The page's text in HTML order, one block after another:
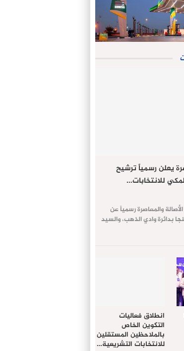
يعلن رسمياً ترشيح
للانتخابات…
والمعاصرة رسمياً عن
بدائرة وادي الذهب، والسيد
انطلاق فعاليات
التكوين الخاص
بالملاحظين المستقلين
للانتخابات التشريعية…